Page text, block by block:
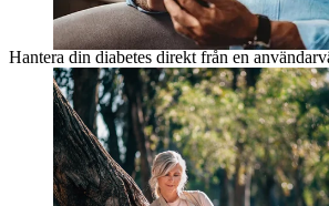
Hantera din diabetes direkt från en